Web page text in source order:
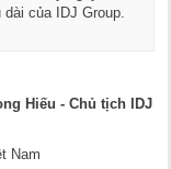
hơn cho cộng đồng
- CEO Dương Cafe